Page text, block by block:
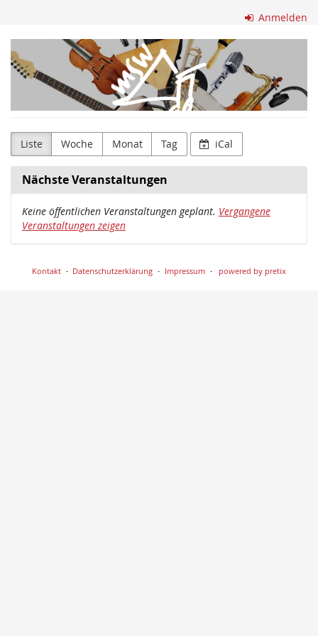
Inhalt
springen
Anmelden
Musikschule
Waghäusel-
Hambrücken
e.V.
Liste Woche Monat Tag iCal
Nächste Veranstaltungen
Keine öffentlichen Veranstaltungen geplant. Vergangene
Veranstaltungen zeigen
Kontakt Datenschutzerklärung Impressum powered by pretix